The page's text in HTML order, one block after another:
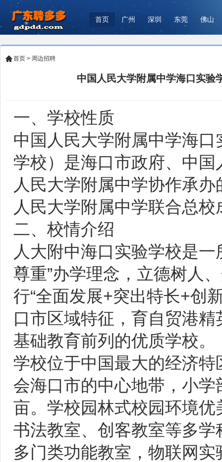
首页 广州 深圳 东莞 佛山
首页 > 周边招聘
中国人民大学附属中学海口实验
一、学校性质
中国人民大学附属中学海
学校）是海口市政府、中
人民大学附属中学协作承
人民大学附属中学联合总校
二、校情介绍
人大附中海口实验学校是一
尊重”办学理念，立德树人
行“全面发展+突出特长+创
口市区域特征，育自贸港
基础教育前列的优质学校。
学校位于中国最大的经济
会海口市的中心地带，小
亩。学校园林式校园环境
书法教室、创客教室等多
多门类功能教室，物联网